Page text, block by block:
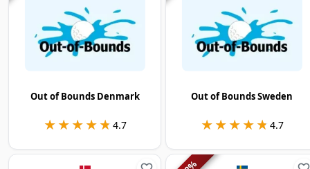
Out of Bounds Denmark
★★★★★
★★★★★ 4.7
Out of Bounds Sweden
★★★★★
★★★★★ 4.7
%